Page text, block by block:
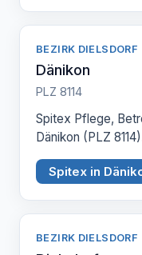
BEZIRK DIELSDORF
Dänikon
PLZ 8114
Spitex Pflege,
Dänikon (PLZ
Spitex in
BEZIRK DIELSDORF